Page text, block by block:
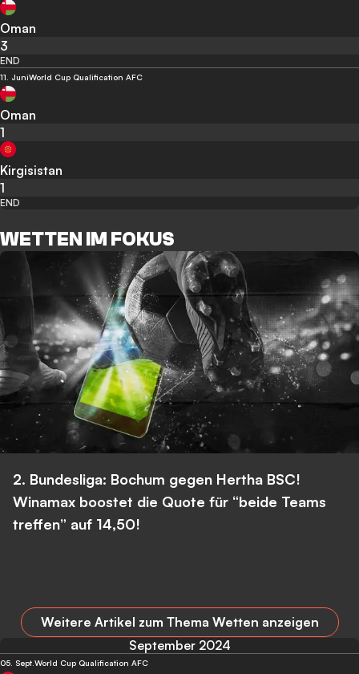
Oman
3
END
11. JuniWorld Cup Qualification AFC
Oman
1
Kirgisistan
1
END
WETTEN IM FOKUS
2. Bundesliga: Bochum gegen Hertha BSC!
Winamax boostet die Quote für “beide Teams
treffen” auf 14,50!
Weitere Artikel zum Thema Wetten anzeigen
September 2024
05. Sept.World Cup Qualification AFC